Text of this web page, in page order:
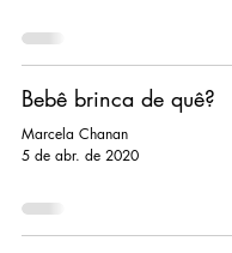
Bebê brinca de quê?
Marcela Chanan
5 de abr. de 2020